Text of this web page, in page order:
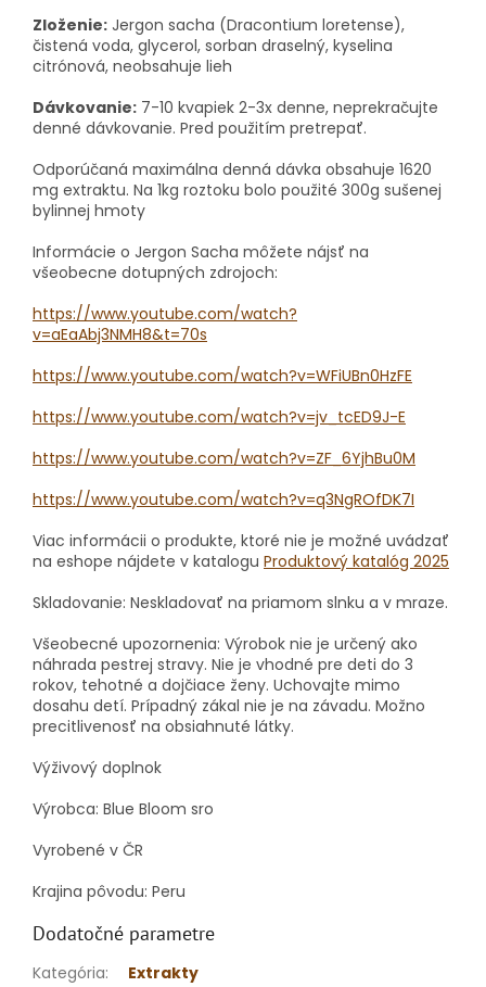
Zloženie: Jergon sacha (Dracontium loretense),
čistená voda, glycerol, sorban draselný, kyselina
citrónová, neobsahuje lieh
Dávkovanie: 7-10 kvapiek 2-3x denne, neprekračujte
denné dávkovanie. Pred použitím pretrepať.
Odporúčaná maximálna denná dávka obsahuje 1620
mg extraktu. Na 1kg roztoku bolo použité 300g sušenej
bylinnej hmoty
Informácie o Jergon Sacha môžete nájsť na
všeobecne dotupných zdrojoch:
https://www.youtube.com/watch?
v=aEaAbj3NMH8&t=70s
https://www.youtube.com/watch?v=WFiUBn0HzFE
https://www.youtube.com/watch?v=jv_tcED9J-E
https://www.youtube.com/watch?v=ZF_6YjhBu0M
https://www.youtube.com/watch?v=q3NgROfDK7I
Viac informácii o produkte, ktoré nie je možné uvádzať
na eshope nájdete v katalogu Produktový katalóg 2025
Skladovanie: Neskladovať na priamom slnku a v mraze.
Všeobecné upozornenia: Výrobok nie je určený ako
náhrada pestrej stravy. Nie je vhodné pre deti do 3
rokov, tehotné a dojčiace ženy. Uchovajte mimo
dosahu detí. Prípadný zákal nie je na závadu. Možno
precitlivenosť na obsiahnuté látky.
Výživový doplnok
Výrobca: Blue Bloom sro
Vyrobené v ČR
Krajina pôvodu: Peru
Dodatočné parametre
Kategória:
Extrakty